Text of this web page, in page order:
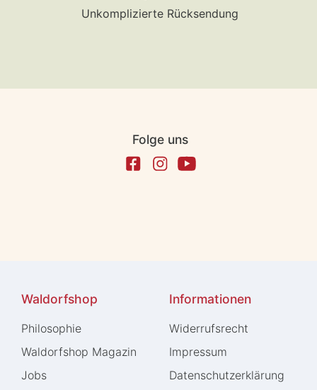
Unkomplizierte Rücksendung
Folge uns
Waldorfshop
Philosophie
Waldorfshop Magazin
Jobs
Informationen
Widerrufs­recht
Impressum
Daten­schutz­erklärung